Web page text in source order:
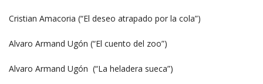
Cristian Amacoria (“El deseo atrapado por la cola”)
Alvaro Armand Ugón (“El cuento del zoo”)
Alvaro Armand Ugón (“La heladera sueca”)